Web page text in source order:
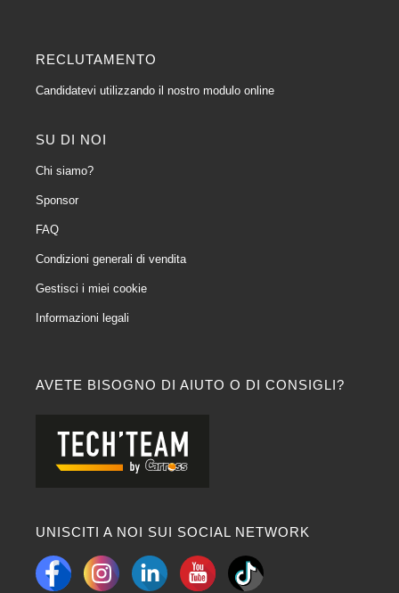
AVETE BISOGNO DI AIUTO O DI CONSIGLI?
UNISCITI A NOI SUI SOCIAL NETWORK
RECLUTAMENTO
Candidatevi utilizzando il nostro modulo online
SU DI NOI
Chi siamo?
Sponsor
FAQ
Condizioni generali di vendita
Gestisci i miei cookie
Informazioni legali